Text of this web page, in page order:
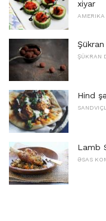
xiyar
ŞÜKRAN
Hind
Lamb
ƏSAS